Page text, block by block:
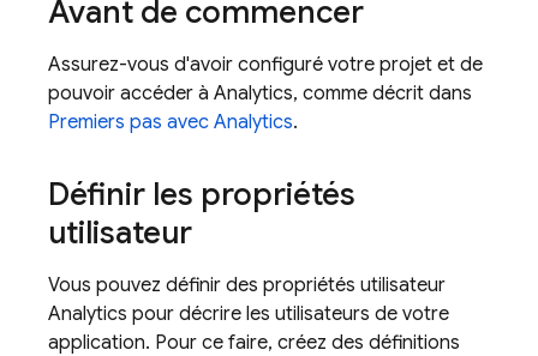
Avant de commencer
Assurez-vous d'avoir configuré votre projet et de
pouvoir accéder à Analytics, comme décrit dans
Premiers pas avec Analytics.
Définir les propriétés
utilisateur
Vous pouvez définir des propriétés utilisateur
Analytics pour décrire les utilisateurs de votre
application. Pour ce faire, créez des définitions